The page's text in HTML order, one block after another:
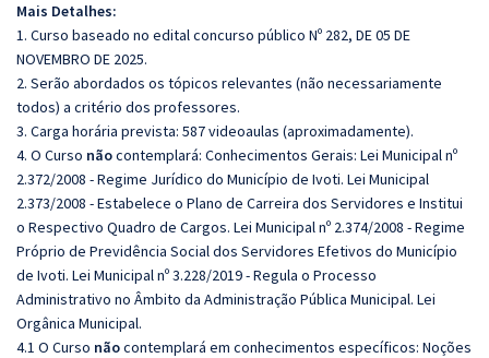
Mais Detalhes:
1. Curso baseado no edital concurso público Nº 282, DE 05 DE
NOVEMBRO DE 2025.
2. Serão abordados os tópicos relevantes (não necessariamente
todos) a critério dos professores.
3. Carga horária prevista: 587 videoaulas (aproximadamente).
4. O Curso nãocontemplará: Conhecimentos Gerais: Lei Municipal nº
2.372/2008 - Regime Jurídico do Município de Ivoti. Lei Municipal
2.373/2008 - Estabelece o Plano de Carreira dos Servidores e Institui
o Respectivo Quadro de Cargos. Lei Municipal nº 2.374/2008 - Regime
Próprio de Previdência Social dos Servidores Efetivos do Município
de Ivoti. Lei Municipal nº 3.228/2019 - Regula o Processo
Administrativo no Âmbito da Administração Pública Municipal. Lei
Orgânica Municipal.
4.1 O Curso nãocontemplará em conhecimentos específicos: Noções